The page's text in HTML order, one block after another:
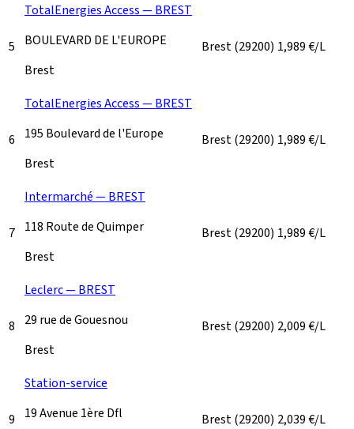
5
TotalEnergies Access — BREST
BOULEVARD DE L'EUROPE
Brest
Brest(29200) 1,989€/L
6
TotalEnergies Access — BREST
195 Boulevard de l'Europe
Brest
Brest(29200) 1,989€/L
7
Intermarché — BREST
118 Route de Quimper
Brest
Brest(29200) 1,989€/L
8
Leclerc — BREST
29 rue de Gouesnou
Brest
Brest(29200) 2,009€/L
9
Station-service
19 Avenue 1ère Dfl
Brest(29200) 2,039€/L